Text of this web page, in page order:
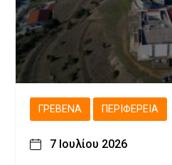
ΓΡΕΒΕΝΆ ΠΕΡΙΦΈΡΕΙΑ
7 Ιουλίου 2026